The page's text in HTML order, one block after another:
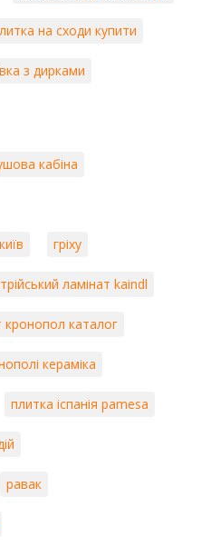
на сходи купити
з дирками
кабіна
гріху
ламінат kaindl
кронопол каталог
кераміка
плитка іспанія pamesa
равак